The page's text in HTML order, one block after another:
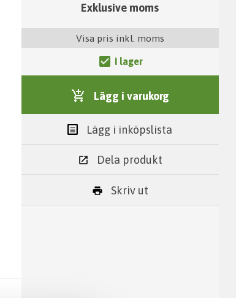
Exklusive moms
Visa pris inkl. moms
I lager
Lägg i varukorg
Lägg i inköpslista
Dela produkt
Skriv ut